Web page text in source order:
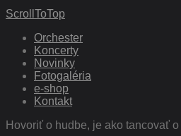
ScrollToTop
Orchester
Koncerty
Novinky
Fotogaléria
e-shop
Kontakt
Hovoriť o hudbe, je ako tancovať